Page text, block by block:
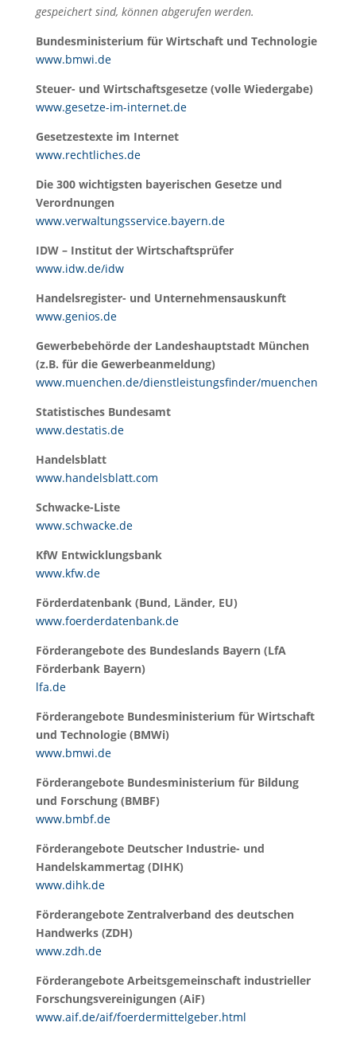
gespeichert sind, können abgerufen werden.
Bundesministerium für Wirtschaft und Technologie
www.bmwi.de
Steuer- und Wirtschaftsgesetze (volle Wiedergabe)
www.gesetze-im-internet.de
Gesetzestexte im Internet
www.rechtliches.de
Die 300 wichtigsten bayerischen Gesetze und
Verordnungen
www.verwaltungsservice.bayern.de
IDW – Institut der Wirtschaftsprüfer
www.idw.de/idw
Handelsregister- und Unternehmensauskunft
www.genios.de
Gewerbebehörde der Landeshauptstadt München
(z.B. für die Gewerbeanmeldung)
www.muenchen.de/dienstleistungsfinder/muenchen
Statistisches Bundesamt
www.destatis.de
Handelsblatt
www.handelsblatt.com
Schwacke-Liste
www.schwacke.de
KfW Entwicklungsbank
www.kfw.de
Förderdatenbank (Bund, Länder, EU)
www.foerderdatenbank.de
Förderangebote des Bundeslands Bayern (LfA
Förderbank Bayern)
lfa.de
Förderangebote Bundesministerium für Wirtschaft
und Technologie (BMWi)
www.bmwi.de
Förderangebote Bundesministerium für Bildung
und Forschung (BMBF)
www.bmbf.de
Förderangebote Deutscher Industrie- und
Handelskammertag (DIHK)
www.dihk.de
Förderangebote Zentralverband des deutschen
Handwerks (ZDH)
www.zdh.de
Förderangebote Arbeitsgemeinschaft industrieller
Forschungsvereinigungen (AiF)
www.aif.de/aif/foerdermittelgeber.html